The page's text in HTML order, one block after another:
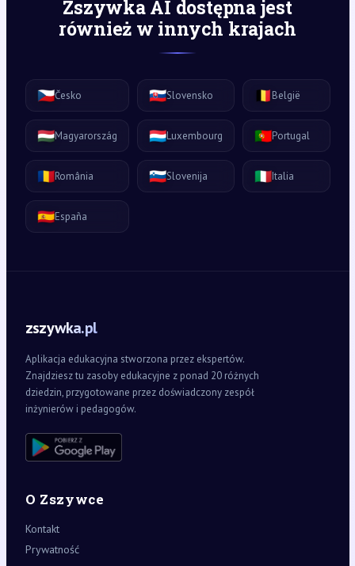
Zszywka AI dostępna jest
również w innych krajach
🇨🇿Česko 🇸🇰Slovensko 🇧🇪België
🇭🇺Magyarország 🇱🇺Luxembourg 🇵🇹Portugal
🇷🇴România 🇸🇮Slovenija 🇮🇹Italia
🇪🇸España
zszywka.pl
Aplikacja edukacyjna stworzona przez ekspertów.
Znajdziesz tu zasoby edukacyjne z ponad 20 różnych
dziedzin, przygotowane przez doświadczony zespół
inżynierów i pedagogów.
O Zszywce
Kontakt
Prywatność